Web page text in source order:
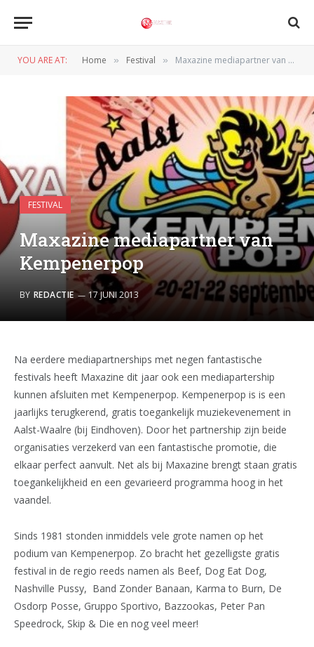
YOU ARE AT: Home » Festival » Maxazine mediapartner van Kempenerpop
FESTIVAL
Maxazine mediapartner van
Kempenerpop
BY REDACTIE 17 JUNI 2013
Na eerdere mediapartnerships met negen fantastische
festivals heeft Maxazine dit jaar ook een mediapartership
kunnen afsluiten met Kempenerpop. Kempenerpop is is een
jaarlijks terugkerend, gratis toegankelijk muziekevenement in
Aalst-Waalre (bij Eindhoven). Door het partnership zijn beide
organisaties verzekerd van een fantastische promotie, die
elkaar perfect aanvult. Net als bij Maxazine brengt staan gratis
toegankelijkheid en een gevarieerd programma hoog in het
vaandel.
Sinds 1981 stonden inmiddels vele grote namen op het
podium van Kempenerpop. Zo bracht het gezelligste gratis
festival in de regio reeds namen als Beef, Dog Eat Dog,
Nashville Pussy, Band Zonder Banaan, Karma to Burn, De
Osdorp Posse, Gruppo Sportivo, Bazzookas, Peter Pan
Speedrock, Skip & Die en nog veel meer!